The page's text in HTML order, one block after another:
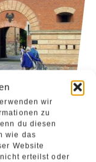
wir
zu
du diesen
wie das
Website
erteilst oder